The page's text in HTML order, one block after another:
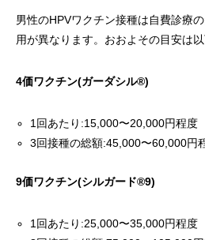
男性のHPVワクチン接種は自費診療
用が異なります。おおよその目安は以
4価ワクチン(ガーダシル®)
1回あたり:15,000〜20,000円程度
3回接種の総額:45,000〜60,000円
9価ワクチン(シルガード®9)
1回あたり:25,000〜35,000円程度